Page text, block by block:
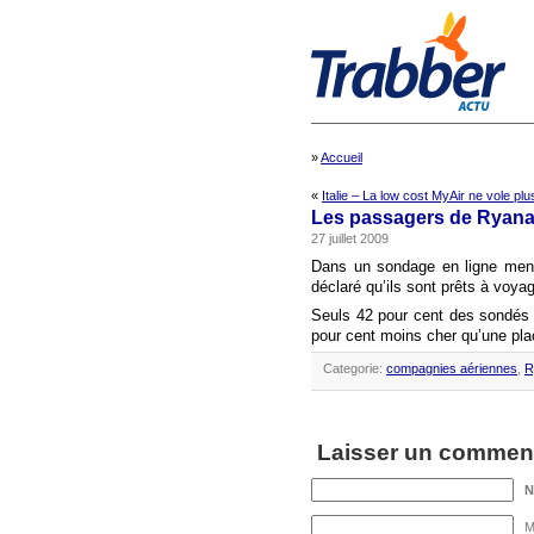
»Accueil
« Italie – La low cost MyAir ne vole
Les passagers de
27 juillet 2009
Dans un sondage en ligne
déclaré qu’ils sont prêts à
Seuls 42 pour cent des
pour cent moins cher qu’une
Categorie: compagnies aériennes
Laisser un